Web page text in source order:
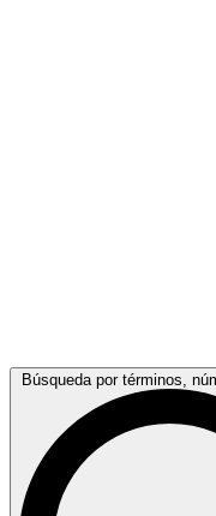
Búsqueda por términos,